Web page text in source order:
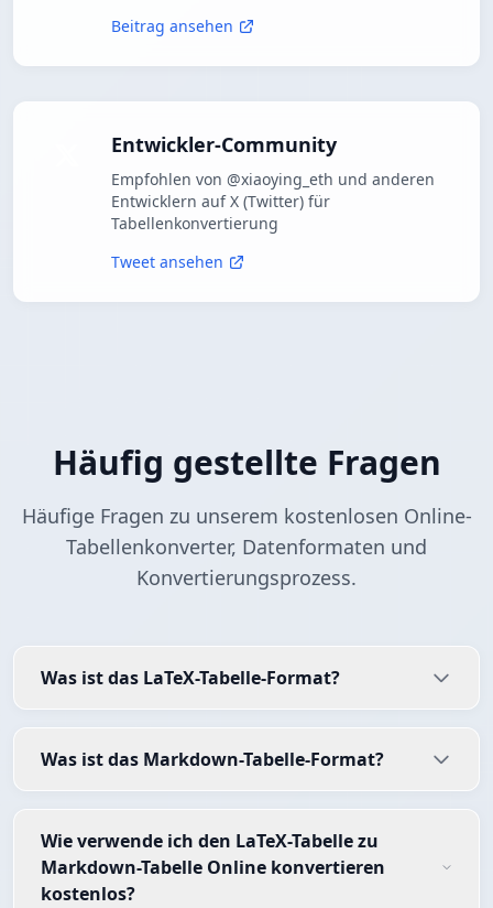
Beitrag ansehen
Entwickler-Community
Empfohlen von @xiaoying_eth und anderen
Entwicklern auf X (Twitter) für
Tabellenkonvertierung
Tweet ansehen
Häufig gestellte Fragen
Häufige Fragen zu unserem kostenlosen Online-
Tabellenkonverter, Datenformaten und
Konvertierungsprozess.
Was ist das LaTeX-Tabelle-Format?
Was ist das Markdown-Tabelle-Format?
Wie verwende ich den LaTeX-Tabelle zu
Markdown-Tabelle Online konvertieren
kostenlos?